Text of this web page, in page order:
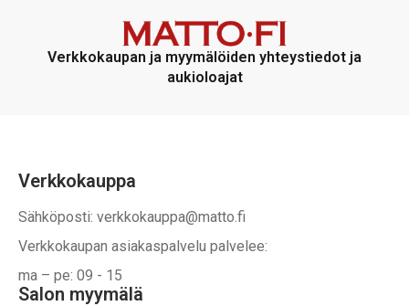
Verkkokaupan ja myymälöiden yhteystiedot ja
aukioloajat
Verkkokauppa
Sähköposti: verkkokauppa@matto.fi
Verkkokaupan asiakaspalvelu palvelee:
ma – pe: 09 - 15
Salon myymälä